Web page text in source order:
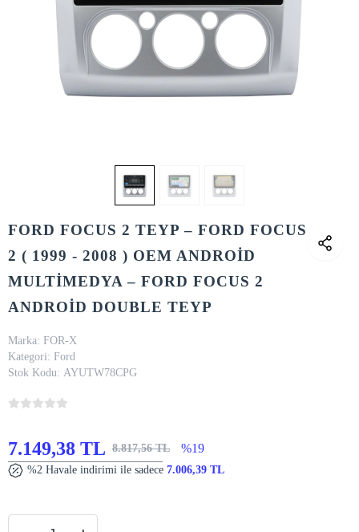
FORD FOCUS 2 TEYP – FORD FOCUS
2 ( 1999 - 2008 ) OEM ANDROİD
MULTİMEDYA – FORD FOCUS 2
ANDROİD DOUBLE TEYP
Marka: FOR-X
Kategori: Ford
Stok Kodu: AYUTW78CPG
7.149,38 TL 8.817,56 TL %19
%2 Havale indirimi ile sadece 7.006,39 TL